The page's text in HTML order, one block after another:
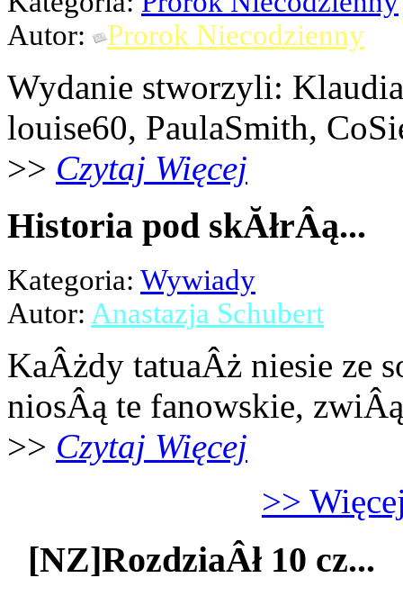
Autor:
Prorok Niecodzienny
Wydanie stworzyli:
louise60, PaulaSmith,
>> Czytaj Więcej
Historia pod skĂłrÂą...
Kategoria: Wywiady
Autor: Anastazja Schubert
KaÂżdy tatuaÂż niesie ze
niosÂą te fanowskie,
>> Czytaj Więcej
>>
[NZ]RozdziaÂł 10 cz...